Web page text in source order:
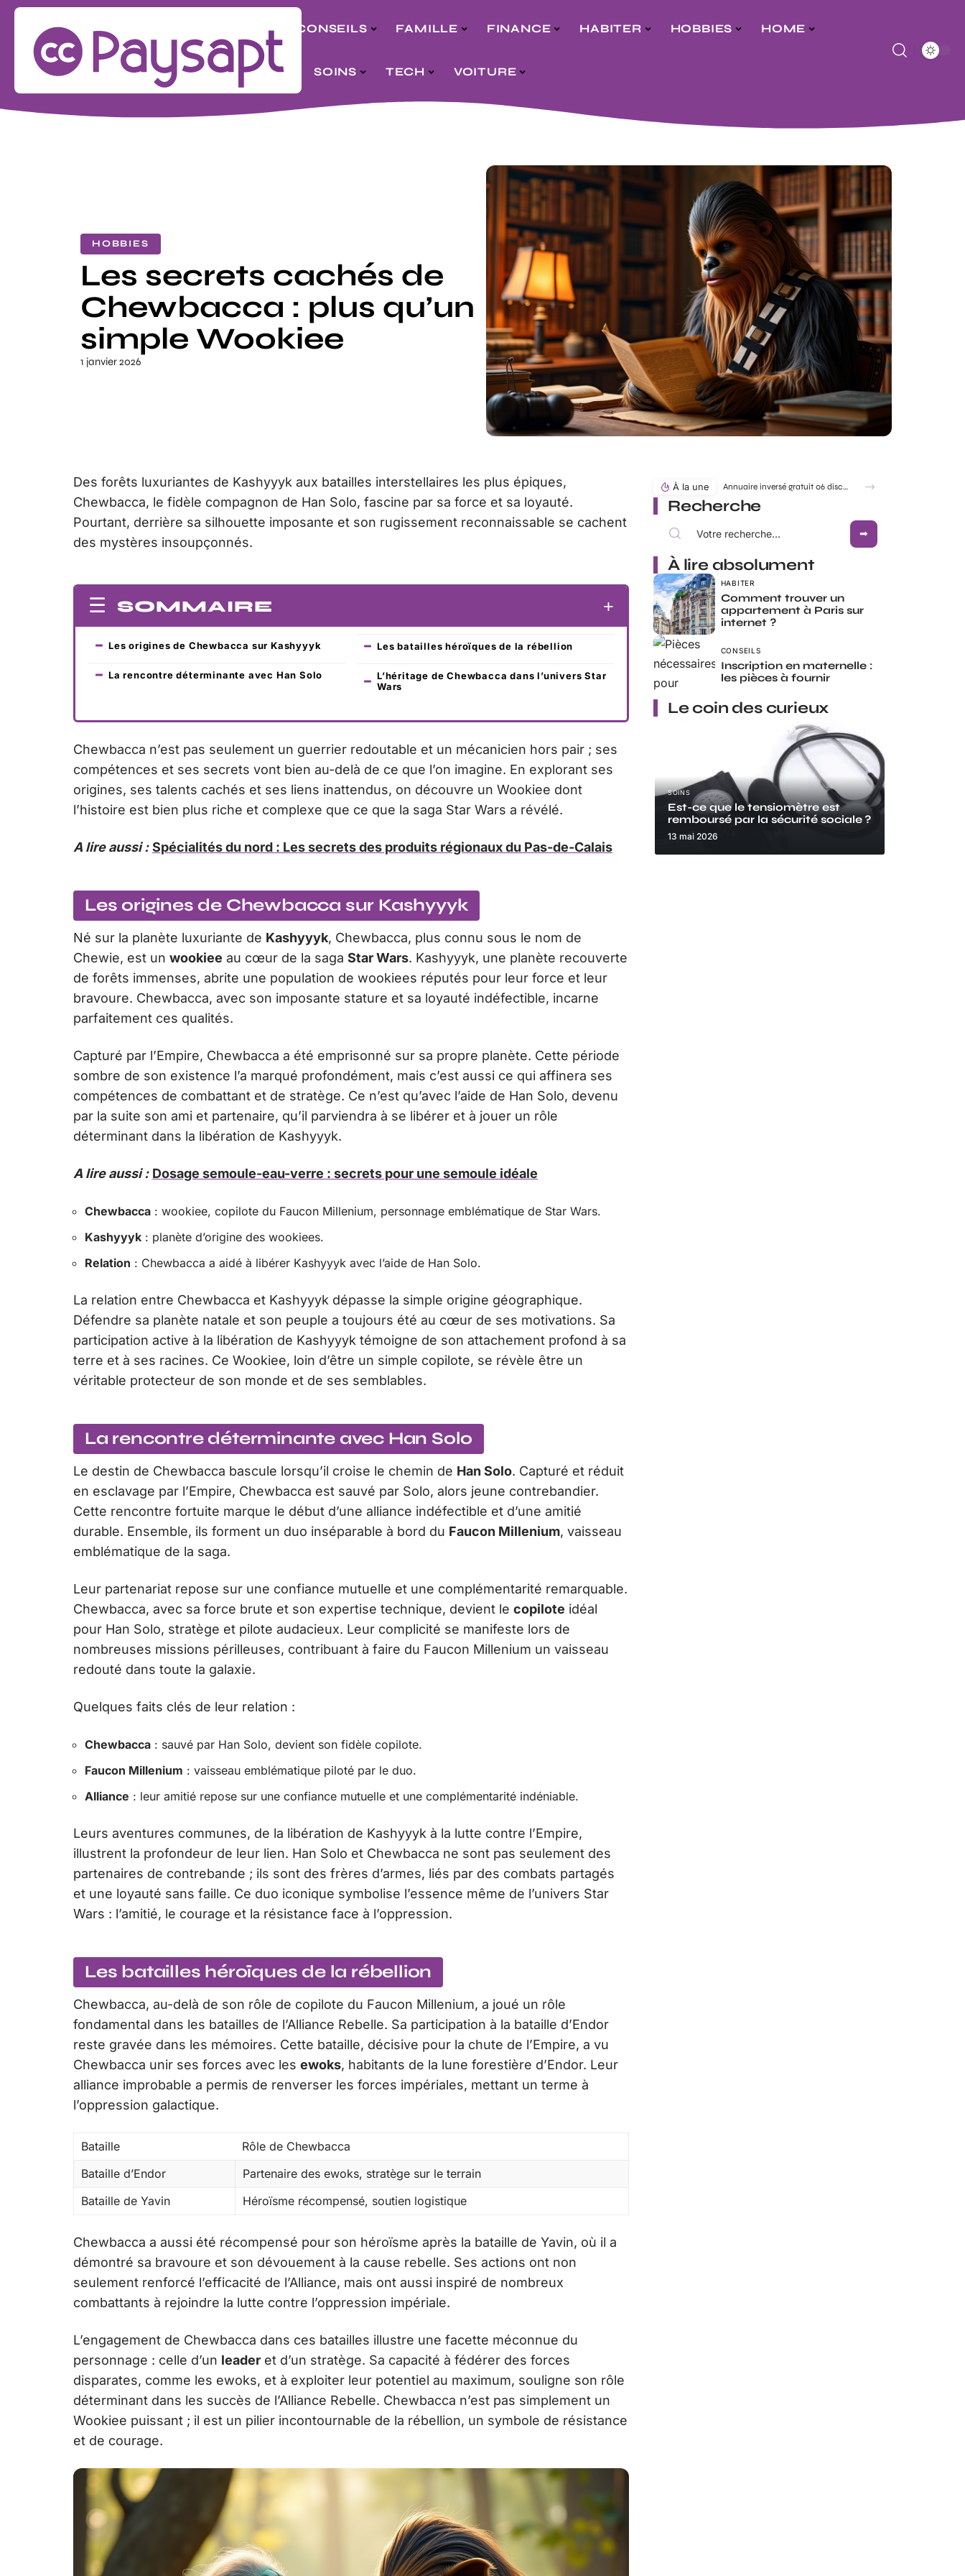
CONSEILS FAMILLE FINANCE HABITER HOBBIES HOME
LOOK SOINS TECH VOITURE
HOBBIES
Les secrets cachés de
Chewbacca : plus qu’un
simple Wookiee
1 janvier 2026
Des forêts luxuriantes de Kashyyyk aux batailles interstellaires les plus épiques,
Chewbacca, le fidèle compagnon de Han Solo, fascine par sa force et sa loyauté.
Pourtant, derrière sa silhouette imposante et son rugissement reconnaissable se cachent
des mystères insoupçonnés.
SOMMAIRE
Les origines de Chewbacca sur Kashyyyk
La rencontre déterminante avec Han Solo
Les batailles héroïques de la rébellion
L’héritage de Chewbacca dans l’univers Star
Wars
Chewbacca n’est pas seulement un guerrier redoutable et un mécanicien hors pair ; ses
compétences et ses secrets vont bien au-delà de ce que l’on imagine. En explorant ses
origines, ses talents cachés et ses liens inattendus, on découvre un Wookiee dont
l’histoire est bien plus riche et complexe que ce que la saga Star Wars a révélé.
A lire aussi : Spécialités du nord : Les secrets des produits régionaux du Pas-de-Calais
Les origines de Chewbacca sur Kashyyyk
Né sur la planète luxuriante de Kashyyyk, Chewbacca, plus connu sous le nom de
Chewie, est un wookiee au cœur de la saga Star Wars. Kashyyyk, une planète recouverte
de forêts immenses, abrite une population de wookiees réputés pour leur force et leur
bravoure. Chewbacca, avec son imposante stature et sa loyauté indéfectible, incarne
parfaitement ces qualités.
Capturé par l’Empire, Chewbacca a été emprisonné sur sa propre planète. Cette période
sombre de son existence l’a marqué profondément, mais c’est aussi ce qui affinera ses
compétences de combattant et de stratège. Ce n’est qu’avec l’aide de Han Solo, devenu
par la suite son ami et partenaire, qu’il parviendra à se libérer et à jouer un rôle
déterminant dans la libération de Kashyyyk.
A lire aussi : Dosage semoule-eau-verre : secrets pour une semoule idéale
Chewbacca : wookiee, copilote du Faucon Millenium, personnage emblématique de Star Wars.
Kashyyyk : planète d’origine des wookiees.
Relation : Chewbacca a aidé à libérer Kashyyyk avec l’aide de Han Solo.
La relation entre Chewbacca et Kashyyyk dépasse la simple origine géographique.
Défendre sa planète natale et son peuple a toujours été au cœur de ses motivations. Sa
participation active à la libération de Kashyyyk témoigne de son attachement profond à sa
terre et à ses racines. Ce Wookiee, loin d’être un simple copilote, se révèle être un
véritable protecteur de son monde et de ses semblables.
La rencontre déterminante avec Han Solo
Le destin de Chewbacca bascule lorsqu’il croise le chemin de Han Solo. Capturé et réduit
en esclavage par l’Empire, Chewbacca est sauvé par Solo, alors jeune contrebandier.
Cette rencontre fortuite marque le début d’une alliance indéfectible et d’une amitié
durable. Ensemble, ils forment un duo inséparable à bord du Faucon Millenium, vaisseau
emblématique de la saga.
Leur partenariat repose sur une confiance mutuelle et une complémentarité remarquable.
Chewbacca, avec sa force brute et son expertise technique, devient le copilote idéal
pour Han Solo, stratège et pilote audacieux. Leur complicité se manifeste lors de
nombreuses missions périlleuses, contribuant à faire du Faucon Millenium un vaisseau
redouté dans toute la galaxie.
Quelques faits clés de leur relation :
Chewbacca : sauvé par Han Solo, devient son fidèle copilote.
Faucon Millenium : vaisseau emblématique piloté par le duo.
Alliance : leur amitié repose sur une confiance mutuelle et une complémentarité indéniable.
Leurs aventures communes, de la libération de Kashyyyk à la lutte contre l’Empire,
illustrent la profondeur de leur lien. Han Solo et Chewbacca ne sont pas seulement des
partenaires de contrebande ; ils sont des frères d’armes, liés par des combats partagés
et une loyauté sans faille. Ce duo iconique symbolise l’essence même de l’univers Star
Wars : l’amitié, le courage et la résistance face à l’oppression.
Les batailles héroïques de la rébellion
Chewbacca, au-delà de son rôle de copilote du Faucon Millenium, a joué un rôle
fondamental dans les batailles de l’Alliance Rebelle. Sa participation à la bataille d’Endor
reste gravée dans les mémoires. Cette bataille, décisive pour la chute de l’Empire, a vu
Chewbacca unir ses forces avec les ewoks, habitants de la lune forestière d’Endor. Leur
alliance improbable a permis de renverser les forces impériales, mettant un terme à
l’oppression galactique.
Bataille
Rôle de Chewbacca
Bataille d’Endor
Partenaire des ewoks, stratège sur le terrain
Bataille de Yavin
Héroïsme récompensé, soutien logistique
Chewbacca a aussi été récompensé pour son héroïsme après la bataille de Yavin, où il a
démontré sa bravoure et son dévouement à la cause rebelle. Ses actions ont non
seulement renforcé l’efficacité de l’Alliance, mais ont aussi inspiré de nombreux
combattants à rejoindre la lutte contre l’oppression impériale.
L’engagement de Chewbacca dans ces batailles illustre une facette méconnue du
personnage : celle d’un leader et d’un stratège. Sa capacité à fédérer des forces
disparates, comme les ewoks, et à exploiter leur potentiel au maximum, souligne son rôle
déterminant dans les succès de l’Alliance Rebelle. Chewbacca n’est pas simplement un
Wookiee puissant ; il est un pilier incontournable de la rébellion, un symbole de résistance
et de courage.
À la une Annuaire inversé gratuit 06 discret pour identifier un numéro sans être vu
Recherche
À lire absolument
HABITER
Comment trouver un
appartement à Paris sur
internet ?
CONSEILS
Inscription en maternelle :
les pièces à fournir
Le coin des curieux
SOINS
Est-ce que le tensiomètre est
remboursé par la sécurité sociale ?
13 mai 2026